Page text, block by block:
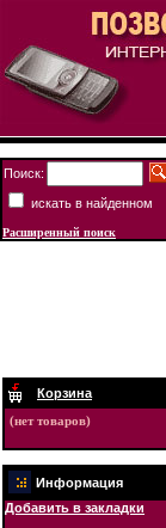
Поиск:
искать в найденном
Расширенный поиск
Корзина
(нет товаров)
Информация
Добавить в закладки